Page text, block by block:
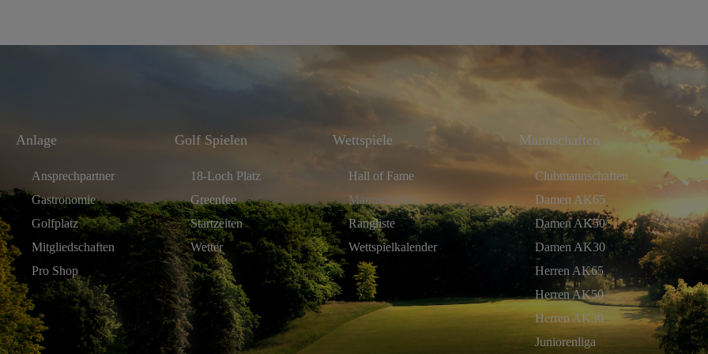
Anlage
Ansprechpartner
Gastronomie
Golfplatz
Mitgliedschaften
Pro Shop
Golf Spielen
18-Loch Platz
Greenfee
Startzeiten
Wetter
Wettspiele
Hall of Fame
Mannschaften
Rangliste
Wettspielkalender
Mannschaften
Clubmannschaften
Damen AK65
Damen AK50
Damen AK30
Herren AK65
Herren AK50
Herren AK30
Juniorenliga